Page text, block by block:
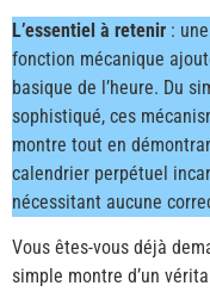
L’essentiel à retenir :
fonction mécanique
basique de l’heure. Du
sophistiqué, ces
montre tout en
calendrier perpétuel
nécessitant aucune
Vous êtes-vous déjà
simple montre d’un